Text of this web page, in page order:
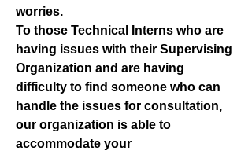
worries.
To those Technical Interns who are
having issues with their Supervising
Organization and are having
difficulty to find someone who can
handle the issues for consultation,
our organization is able to
accommodate your